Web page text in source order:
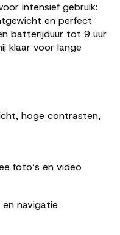
intensief gebruik:
en perfect
batterijduur tot 9 uur
klaar voor lange
hoge contrasten,
foto’s en video
navigatie